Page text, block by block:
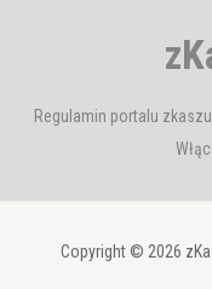
Regulamin portalu
Copyright © 2026